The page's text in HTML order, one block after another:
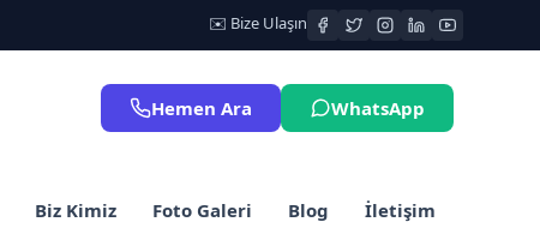
✉️ Bize Ulaşın
Biz Kimiz Foto Galeri Blog İletişim
Hemen Ara WhatsApp